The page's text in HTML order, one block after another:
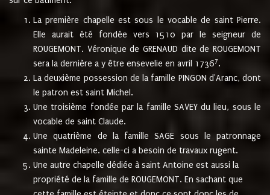
La première chapelle est sous le vocable de saint Pierre.
Elle aurait été fondée vers 1510 par le seigneur de
ROUGEMONT. Véronique de GRENAUD dite de ROUGEMONT
sera la dernière a y être ensevelie en avril 17367.
La deuxième possession de la famille PINGON d'Aranc, dont
le patron est saint Michel.
Une troisième fondée par la famille SAVEY du lieu, sous le
vocable de saint Claude.
Une quatrième de la famille SAGE sous le patronnage
sainte Madeleine. celle-ci a besoin de travaux rugent.
Une autre chapelle dédiée à saint Antoine est aussi la
propriété de la famille de ROUGEMONT. En sachant que